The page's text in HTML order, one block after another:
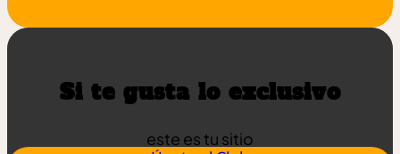
Si te gusta lo exclusivo
este es tu sitio